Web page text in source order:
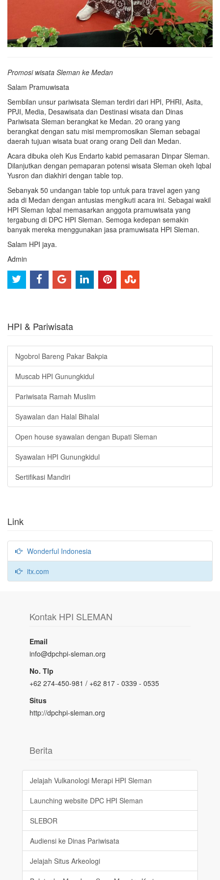
Promosi wisata Sleman ke Medan
Salam Pramuwisata
Sembilan unsur pariwisata Sleman terdiri dari HPI, PHRI, Asita,
PPJI, Media, Desawisata dan Destinasi wisata dan Dinas
Pariwisata Sleman berangkat ke Medan. 20 orang yang
berangkat dengan satu misi mempromosikan Sleman sebagai
daerah tujuan wisata buat orang orang Deli dan Medan.
Acara dibuka oleh Kus Endarto kabid pemasaran Dinpar Sleman.
Dilanjutkan dengan pemaparan potensi wisata Sleman okeh Iqbal
Yusron dan diakhiri dengan table top.
Sebanyak 50 undangan table top untuk para travel agen yang
ada di Medan dengan antusias mengikuti acara ini. Sebagai wakil
HPI Sleman Iqbal memasarkan anggota pramuwisata yang
tergabung di DPC HPI Sleman. Semoga kedepan semakin
banyak mereka menggunakan jasa pramuwisata HPI Sleman.
Salam HPI jaya.
Admin
HPI & Pariwisata
Ngobrol Bareng Pakar Bakpia
Muscab HPI Gunungkidul
Pariwisata Ramah Muslim
Syawalan dan Halal Bihalal
Open house syawalan dengan Bupati Sleman
Syawalan HPI Gunungkidul
Sertifikasi Mandiri
Link
Wonderful Indonesia
itx.com
Kontak HPI SLEMAN
Email
info@dpchpi-sleman.org
No. Tlp
+62 274-450-981 / +62 817 - 0339 - 0535
Situs
http://dpchpi-sleman.org
Berita
Jelajah Vulkanologi Merapi HPI Sleman
Launching website DPC HPI Sleman
SLEBOR
Audiensi ke Dinas Pariwisata
Jelajah Situs Arkeologi